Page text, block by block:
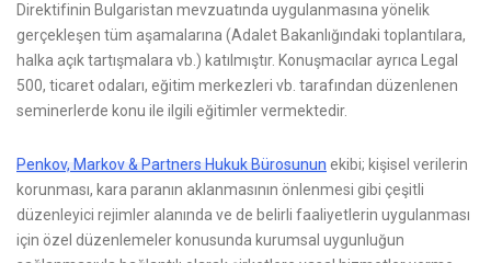
Direktifinin Bulgaristan mevzuatında uygulanmasına yönelik
gerçekleşen tüm aşamalarına (Adalet Bakanlığındaki toplantılarа,
halka açık tartışmalarа vb.) katılmıştır. Konuşmacılar ayrıca Legal
500, ticaret odaları, eğitim merkezleri vb. tarafından düzenlenen
seminerlerde konu ile ilgili eğitimler vermektedir.
Penkov, Markov & Partners Hukuk Bürosununekibi; kişisel verilerin
korunması, kara paranın aklanmasının önlenmesi gibi çeşitli
düzenleyici rejimler alanında ve de belirli faaliyetlerin uygulanması
için özel düzenlemeler konusunda kurumsal uygunluğun